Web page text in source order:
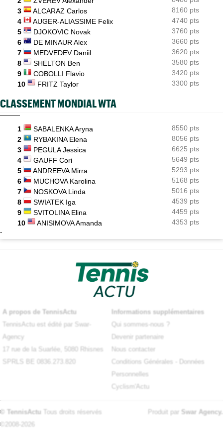
3
ALCARAZ Carlos
8160 pts
4
AUGER-ALIASSIME Felix
4740 pts
5
DJOKOVIC Novak
3760 pts
6
DE MINAUR Alex
3660 pts
7
MEDVEDEV Daniil
3620 pts
8
SHELTON Ben
3580 pts
9
COBOLLI Flavio
3420 pts
10
FRITZ Taylor 3300 pts
CLASSEMENT MONDIAL WTA
1 SABALENKA Aryna
8550 pts
2
RYBAKINA Elena
8056 pts
3
PEGULA Jessica
6625 pts
4
GAUFF Cori
5649 pts
5
ANDREEVA Mirra
5293 pts
6
MUCHOVA Karolina
5168 pts
7
NOSKOVA Linda
5016 pts
8
SWIATEK Iga
4539 pts
9
SVITOLINA Elina
4459 pts
10
ANISIMOVA Amanda 4353 pts
-
A propos de TennisActu
TennisActu est édité par Swar-
Agency
17 rue de la Suarlée, 5080 Rhisnes
SPRLS BE 0836.273.820
Informations supplémentaires
Qui sommes-nous ?
Devenir partenaire
Nous contacter
Conditions Générales
Données
Personnelles
Cyclism'Actu
© TennisActu Tous droits réservés
©2008-2026
Produit par Swar Agency.